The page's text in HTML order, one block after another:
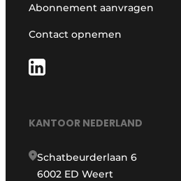
Abonnement aanvragen
Contact opnemen
KANTOOR NEDERLAND
Schatbeurderlaan 6
6002 ED Weert